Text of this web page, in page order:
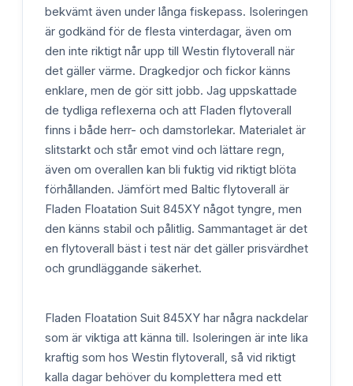
bekvämt även under långa fiskepass. Isoleringen
är godkänd för de flesta vinterdagar, även om
den inte riktigt når upp till Westin flytoverall när
det gäller värme. Dragkedjor och fickor känns
enklare, men de gör sitt jobb. Jag uppskattade
de tydliga reflexerna och att Fladen flytoverall
finns i både herr- och damstorlekar. Materialet är
slitstarkt och står emot vind och lättare regn,
även om overallen kan bli fuktig vid riktigt blöta
förhållanden. Jämfört med Baltic flytoverall är
Fladen Floatation Suit 845XY något tyngre, men
den känns stabil och pålitlig. Sammantaget är det
en flytoverall bäst i test när det gäller prisvärdhet
och grundläggande säkerhet.
Fladen Floatation Suit 845XY har några nackdelar
som är viktiga att känna till. Isoleringen är inte lika
kraftig som hos Westin flytoverall, så vid riktigt
kalla dagar behöver du komplettera med ett